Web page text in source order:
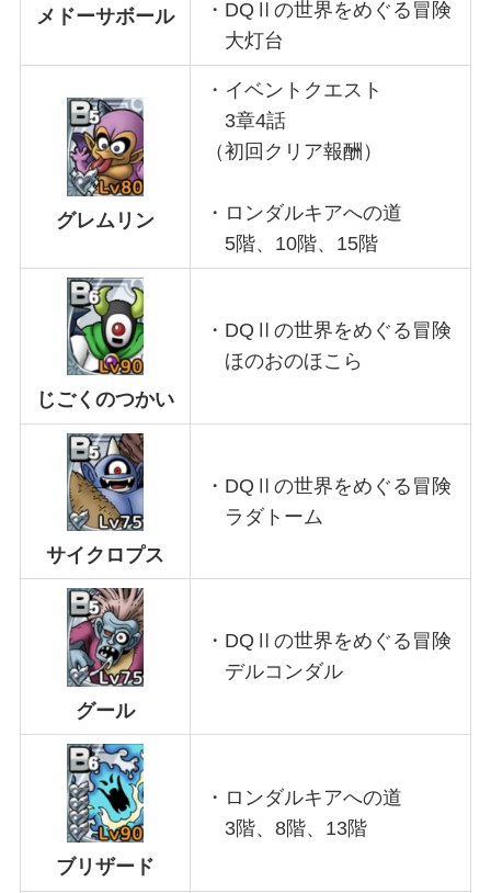
メドーサボール
・DQⅡの世界をめぐる冒険
大灯台
グレムリン
・イベントクエスト
3章4話
（初回クリア報酬）
・ロンダルキアへの道
5階、10階、15階
じごくのつかい
・DQⅡの世界をめぐる冒険
ほのおのほこら
サイクロプス
・DQⅡの世界をめぐる冒険
ラダトーム
グール
・DQⅡの世界をめぐる冒険
デルコンダル
ブリザード
・ロンダルキアへの道
3階、8階、13階